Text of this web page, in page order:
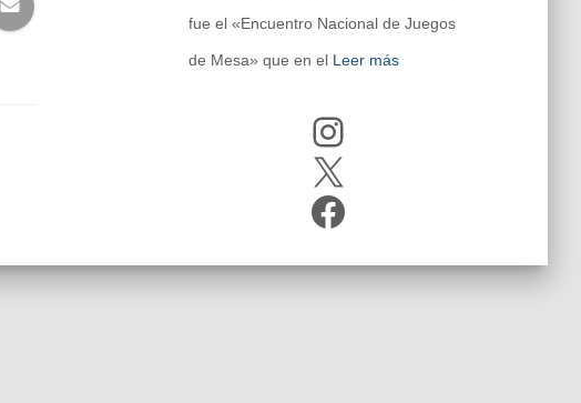
fue el «Encuentro Nacional de Juegos
de Mesa» que en elLeer más
Instagram
X
Facebook